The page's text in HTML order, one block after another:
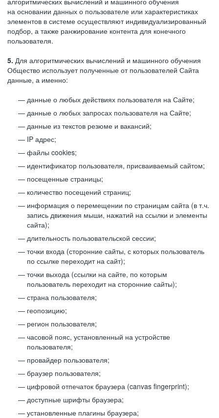
на основании данных о пользователе или характеристиках
элементов в системе осуществляют индивидуализированный
подбор, а также ранжирование контента для конечного
пользователя.
5. Для алгоритмических вычислений и машинного обучения
Общество использует полученные от пользователей Сайта
данные, а именно:
данные о любых действиях пользователя на Сайте;
данные о любых запросах пользователя на Сайте;
данные из текстов резюме и вакансий;
IP адрес;
файлы cookies;
идентификатор пользователя, присваиваемый сайтом;
посещенные страницы;
количество посещений страниц;
информация о перемещении по страницам сайта (в т.ч.
запись движения мыши, нажатий на ссылки и элементы
сайта);
длительность пользовательской сессии;
точки входа (сторонние сайты, с которых пользователь
по ссылке переходит на сайт);
точки выхода (ссылки на сайте, по которым
пользователь переходит на сторонние сайты);
страна пользователя;
геопозицию;
регион пользователя;
часовой пояс, установленный на устройстве
пользователя;
провайдер пользователя;
браузер пользователя;
цифровой отпечаток браузера (canvas fingerprint);
доступные шрифты браузера;
установленные плагины браузера;